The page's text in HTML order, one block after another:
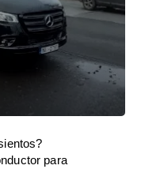
para